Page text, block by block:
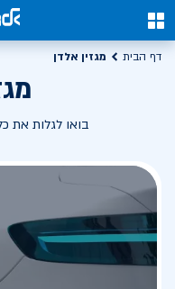
0
דף הבית מגזין אלדן
בואו לגלות את